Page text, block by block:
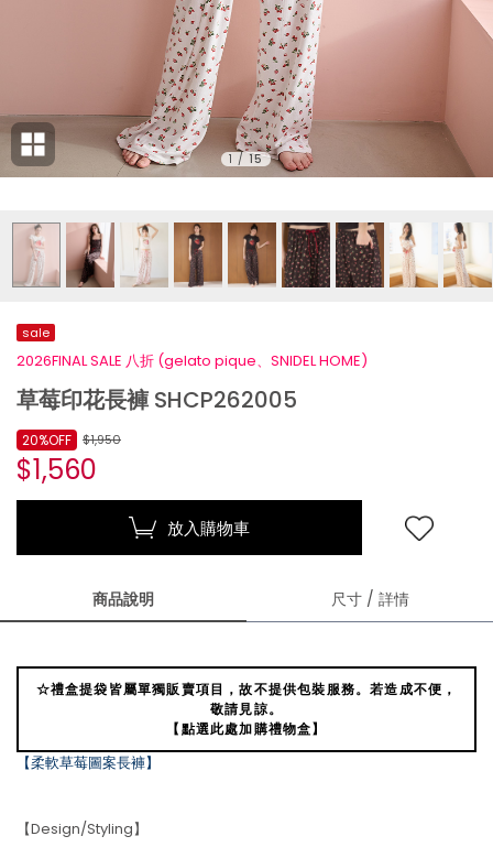
1 / 15
sale
2026FINAL SALE 八折 (gelato pique、SNIDEL HOME)
草莓印花長褲 SHCP262005
$1,950
$1,560
20%OFF
放入購物車
商品說明 尺寸 / 詳情
☆禮盒提袋皆屬單獨販賣項目，故不提供包裝服務。若造成不便，
敬請見諒。
【點選此處加購禮物盒】
【柔軟草莓圖案長褲】
【Design/Styling】